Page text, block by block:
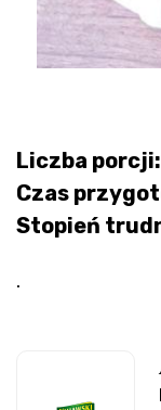
Liczba
Czas
Stopień
.